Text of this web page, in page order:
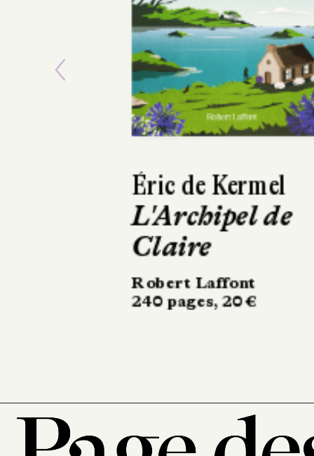
Claudie Gallay
Les Jardins de
Torcello
Actes Sud
416 pages, 23 €
Previous